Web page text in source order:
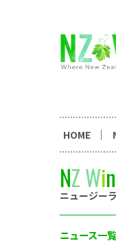
HOME
NZWin
ニュージー
ニュース一覧